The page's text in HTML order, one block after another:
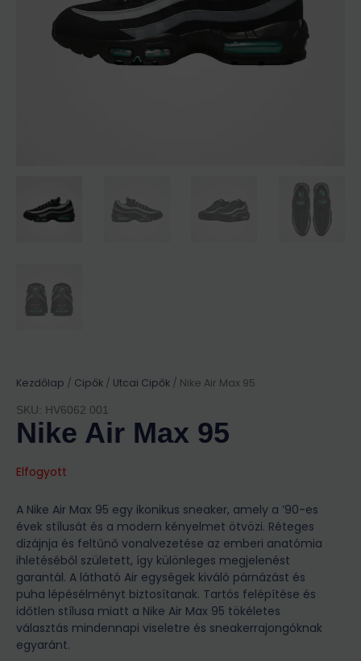
Kezdőlap / Cipők / Utcai Cipők / Nike Air Max 95
SKU: HV6062 001
Nike Air Max 95
Elfogyott
A Nike Air Max 95 egy ikonikus sneaker, amely a ’90-es
évek stílusát és a modern kényelmet ötvözi. Réteges
dizájnja és feltűnő vonalvezetése az emberi anatómia
ihletéséből született, így különleges megjelenést
garantál. A látható Air egységek kiváló párnázást és
puha lépésélményt biztosítanak. Tartós felépítése és
időtlen stílusa miatt a Nike Air Max 95 tökéletes
választás mindennapi viseletre és sneakerrajongóknak
egyaránt.